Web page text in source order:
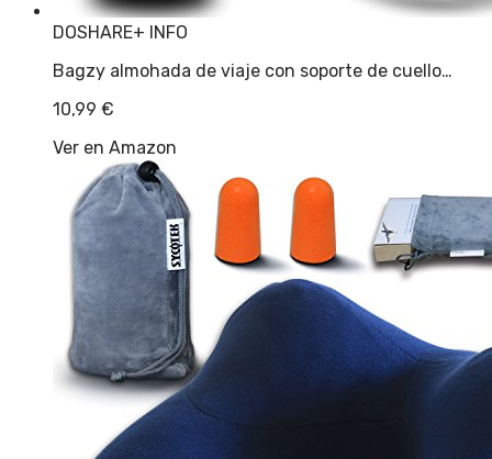
DOSHARE+ INFO
Bagzy almohada de viaje con soporte de cuello…
10,99 €
Ver en Amazon